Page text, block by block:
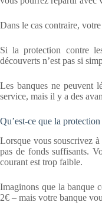
Dans le cas contraire,
Si la protection contre
découverts n’est pas si
Les banques ne peuvent
service, mais il y a des
Qu’est-ce que la
Lorsque vous souscrivez
pas de fonds suffisants.
courant est trop faible.
Imaginons que la banque
2€ – mais votre banque